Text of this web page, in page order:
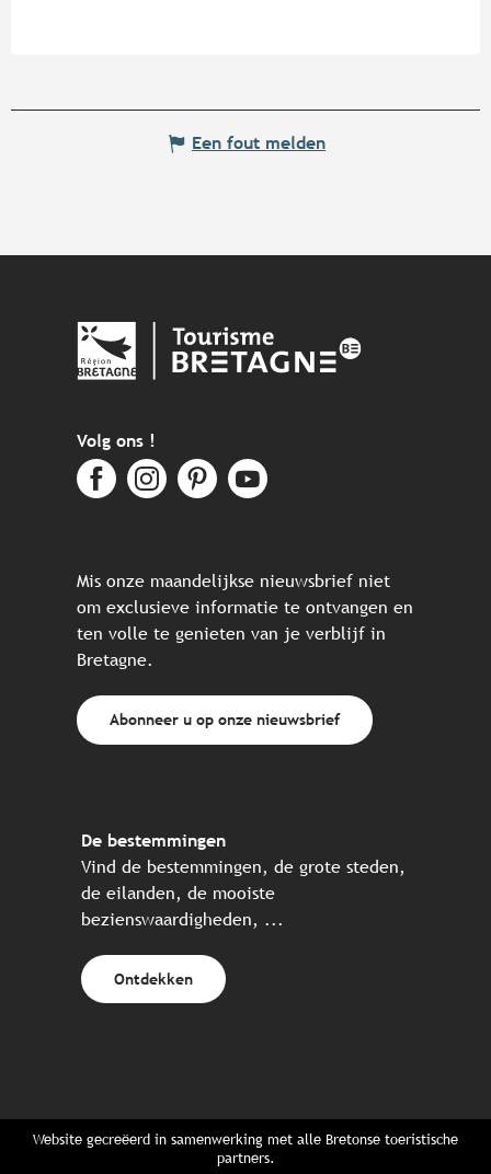
Een fout melden
Volg ons !
Mis onze maandelijkse nieuwsbrief niet
om exclusieve informatie te ontvangen en
ten volle te genieten van je verblijf in
Bretagne.
Abonneer u op onze nieuwsbrief
De bestemmingen
Vind de bestemmingen, de grote steden,
de eilanden, de mooiste
bezienswaardigheden, ...
Ontdekken
Website gecreëerd in samenwerking met alle Bretonse toeristische
partners.